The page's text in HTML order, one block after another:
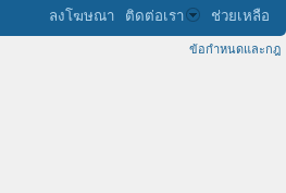
ลงโฆษณา ติดต่อเรา ช่วยเหลือ
ข้อกำหนดและกฎ